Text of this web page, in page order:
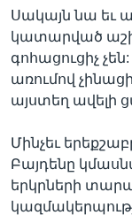
Սակայն նա եւ
կատարված
գոհացուցիչ
առումով
այստեղ ավելի
Մինչեւ
Բայդենը
երկրների